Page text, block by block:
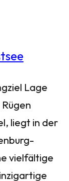
Lage
liegt in der
vielfältige